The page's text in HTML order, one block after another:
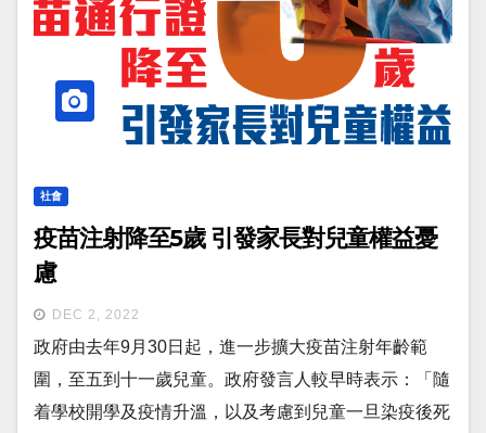
社會
疫苗注射降至5歲 引發家長對兒童權益憂
慮
DEC 2, 2022
政府由去年9月30日起，進一步擴大疫苗注射年齡範
圍，至五到十一歲兒童。政府發言人較早時表示：「隨
着學校開學及疫情升溫，以及考慮到兒童一旦染疫後死